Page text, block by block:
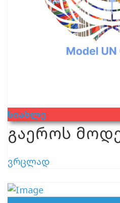
Სიახლე
გაეროს
ვრცლად